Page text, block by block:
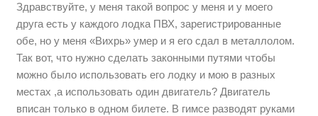
Здравствуйте, у меня такой вопрос у меня и у моего
друга есть у каждого лодка ПВХ, зарегистрированные
обе, но у меня «Вихрь» умер и я его сдал в металлолом.
Так вот, что нужно сделать законными путями чтобы
можно было использовать его лодку и мою в разных
местах ,а использовать один двигатель? Двигатель
вписан только в одном билете. В гимсе разводят руками